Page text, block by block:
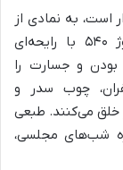
است، به نمادی از
عطرهای نیش مدرن تبدیل شده. باکارت روژ ۵۴۰ با رایحه‌ای
و جسارت را
چوب سدر و
خلق می‌کنند. طبعی
شب‌های مجلسی،